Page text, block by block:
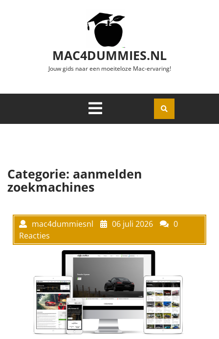
MAC4DUMMIES.NL
Jouw gids naar een moeiteloze Mac-ervaring!
Openen
Categorie: aanmelden
zoekmachines
mac4dummiesnl 06 juli 2026
0
Reacties